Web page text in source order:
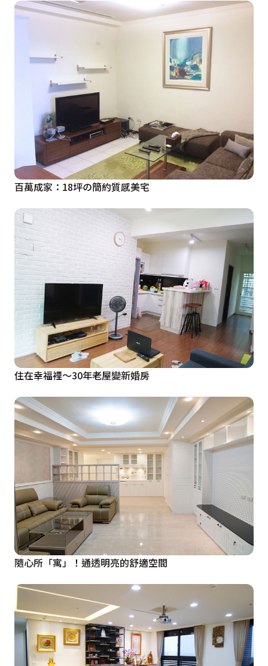
百萬成家：18坪の簡約質感美宅
住在幸福裡〜30年老屋變新婚房
隨心所「寓」！通透明亮的舒適空間